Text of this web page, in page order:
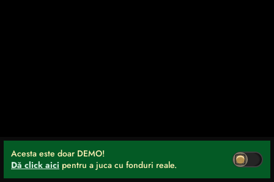
Acesta este doar DEMO!
Dă click aici pentru a juca cu fonduri reale.